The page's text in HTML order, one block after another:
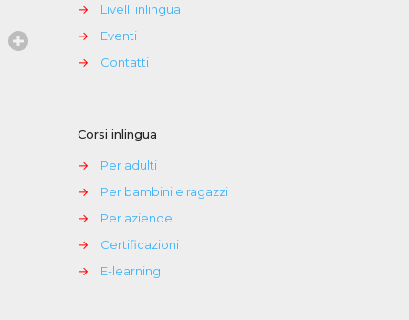
→
Livelli inlingua
→
Eventi
→
Contatti
Corsi inlingua
→
Per adulti
→
Per bambini e ragazzi
→
Per aziende
→
Certificazioni
→
E-learning